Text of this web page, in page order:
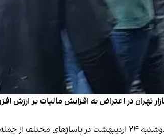
تهران در اعتراض به افزایش مالیات بر ارزش
ویدیوهای رسیده به ایران‌اینترنشنال نشان می‌دهد فروشگاه‌های لوازم آراشی